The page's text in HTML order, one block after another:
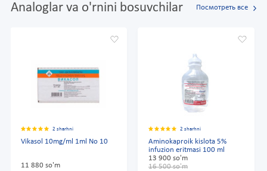
Analoglar va o'rnini bosuvchilar Посмотреть все
2 sharhni
Vikasol 10mg/ml 1ml No 10
11 880 so'm
2 sharhni
Aminokaproik kislota 5%
infuzion eritmasi 100 ml
13 900 so'm
16 500 so'm